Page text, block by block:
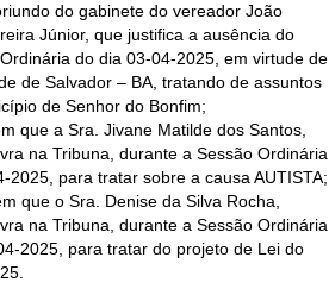
do gabinete do vereador João
Júnior, que justifica a ausência do
do dia 03-04-2025, em virtude de
de Salvador – BA, tratando de assuntos
de Senhor do Bonfim;
que a Sra. Jivane Matilde dos Santos,
na Tribuna, durante a Sessão Ordinária
2025, para tratar sobre a causa AUTISTA;
que o Sra. Denise da Silva Rocha,
na Tribuna, durante a Sessão Ordinária
2025, para tratar do projeto de Lei do